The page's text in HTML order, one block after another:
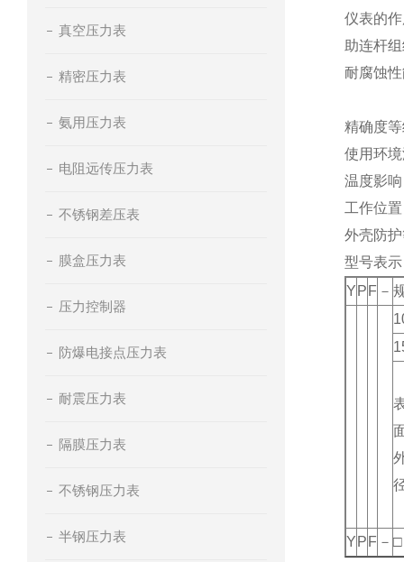
真空压力表
精密压力表
氨用压力表
电阻远传压力表
不锈钢差压表
膜盒压力表
压力控制器
防爆电接点压力表
耐震压力表
隔膜压力表
不锈钢压力表
半钢压力表
仪表的
助连杆
耐腐蚀
精确度
使用环
温度影
工作位
外壳防
型号表示
Y P F －
Y P F － □